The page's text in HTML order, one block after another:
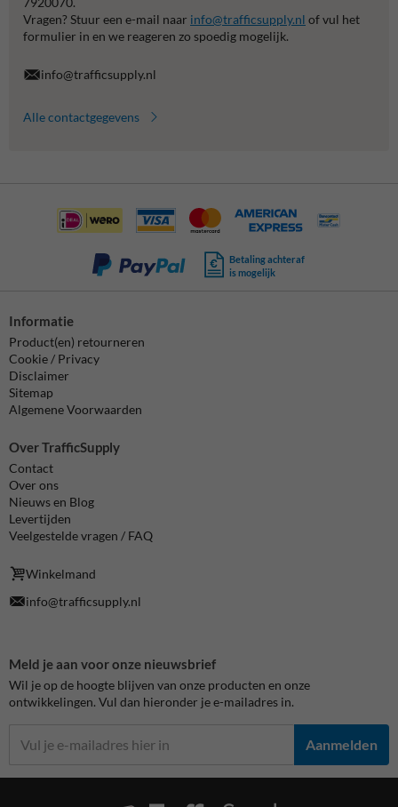
Vragen? Stuur een e-mail naar info@trafficsupply.nl of vul het
formulier in en we reageren zo spoedig mogelijk.
info@trafficsupply.nl
Alle contactgegevens
Betaling achteraf
is mogelijk
Informatie
Product(en) retourneren
Cookie / Privacy
Disclaimer
Sitemap
Algemene Voorwaarden
Over TrafficSupply
Contact
Over ons
Nieuws en Blog
Levertijden
Veelgestelde vragen / FAQ
Winkelmand
info@trafficsupply.nl
Meld je aan voor onze nieuwsbrief
Wil je op de hoogte blijven van onze producten en onze
ontwikkelingen. Vul dan hieronder je e-mailadres in.
Aanmelden